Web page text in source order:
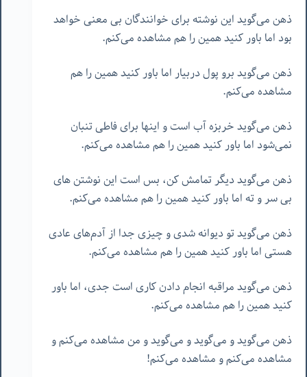
ذهن می‌گوید این نوشته برای خوانندگان بی معنی خواهد
بود اما باور کنید همین را هم مشاهده می‌کنم.
ذهن می‌گوید برو پول دربیار اما باور کنید همین را هم
مشاهده می‌کنم.
ذهن می‌گوید خربزه آب است و اینها برای فاطی تنبان
نمی‌شود اما باور کنید همین را هم مشاهده می‌کنم.
ذهن می‌گوید دیگر تمامش کن، بس است این نوشتن های
بی سر و ته اما باور کنید همین را هم مشاهده می‌کنم.
ذهن می‌گوید تو دیوانه شدی و چیزی جدا از آدم‌های عادی
هستی اما باور کنید همین را هم مشاهده می‌کنم.
ذهن می‌گوید مراقبه انجام دادن کاری است جدی، اما باور
کنید همین را هم مشاهده می‌کنم.
ذهن می‌گوید و می‌گوید و می‌گوید و من مشاهده می‌کنم و
مشاهده می‌کنم و مشاهده می‌کنم!